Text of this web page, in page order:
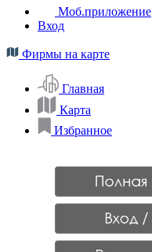
Моб.приложение
Вход
Фирмы на карте
Главная
Карта
Избранное